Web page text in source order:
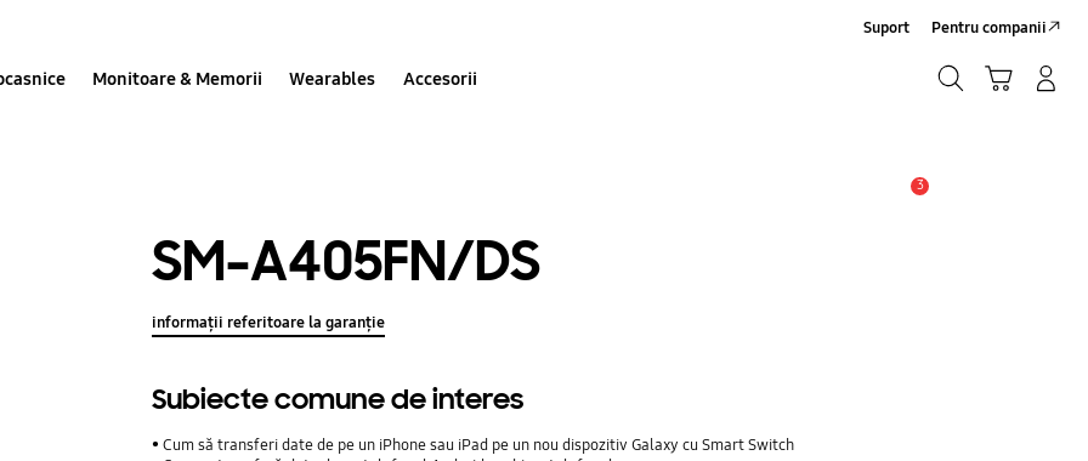
Monitoare & Memorii Wearables Accesorii
Suport Pentru companii
3
SM-A405FN/DS
informații referitoare la garanție
Subiecte comune de interes
Cum să transferi date de pe un iPhone sau iPad pe un nou dispozitiv Galaxy cu Smart Switch